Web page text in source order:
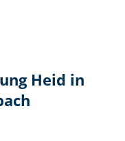
Heid in